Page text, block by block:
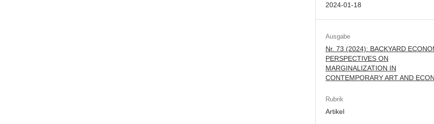
2024-01-18
Ausgabe
Nr. 73 (2024): BACKYARD
PERSPECTIVES ON
MARGINALIZATION IN
CONTEMPORARY ART AND
Rubrik
Artikel